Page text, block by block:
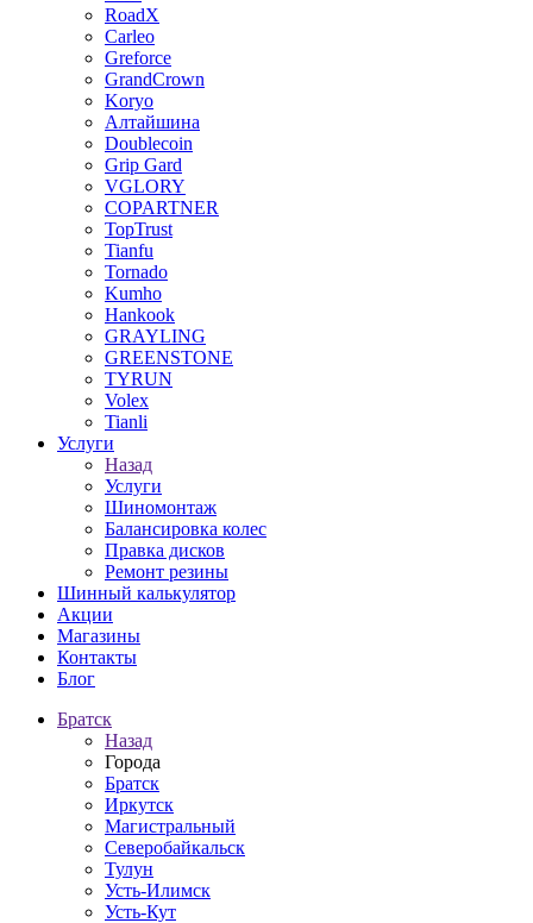
RoadX
Carleo
Greforce
GrandCrown
Koryo
Алтайшина
Doublecoin
Grip Gard
VGLORY
COPARTNER
TopTrust
Tianfu
Tornado
Kumho
Hankook
GRAYLING
GREENSTONE
TYRUN
Volex
Tianli
Услуги
Назад
Услуги
Шиномонтаж
Балансировка колес
Правка дисков
Ремонт резины
Шинный калькулятор
Акции
Магазины
Контакты
Блог
Братск
Назад
Города
Братск
Иркутск
Магистральный
Северобайкальск
Тулун
Усть-Илимск
Усть-Кут